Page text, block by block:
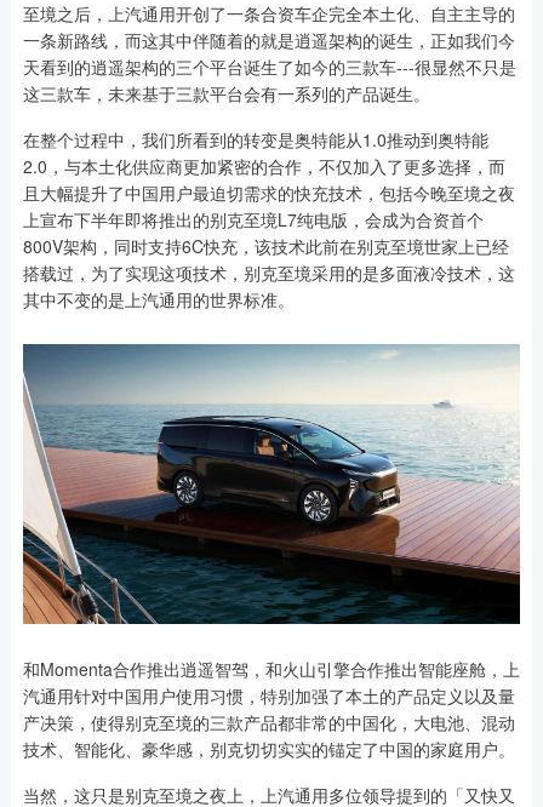
至境之后，上汽通用开创了一条合资车企完全本土化、自主主导的
一条新路线，而这其中伴随着的就是逍遥架构的诞生，正如我们今
天看到的逍遥架构的三个平台诞生了如今的三款车---很显然不只是
这三款车，未来基于三款平台会有一系列的产品诞生。
在整个过程中，我们所看到的转变是奥特能从1.0推动到奥特能
2.0，与本土化供应商更加紧密的合作，不仅加入了更多选择，而
且大幅提升了中国用户最迫切需求的快充技术，包括今晚至境之夜
上宣布下半年即将推出的别克至境L7纯电版，会成为合资首个
800V架构，同时支持6C快充，该技术此前在别克至境世家上已经
搭载过，为了实现这项技术，别克至境采用的是多面液冷技术，这
其中不变的是上汽通用的世界标准。
和Momenta合作推出逍遥智驾，和火山引擎合作推出智能座舱，上
汽通用针对中国用户使用习惯，特别加强了本土的产品定义以及量
产决策，使得别克至境的三款产品都非常的中国化，大电池、混动
技术、智能化、豪华感，别克切切实实的锚定了中国的家庭用户。
当然，这只是别克至境之夜上，上汽通用多位领导提到的「又快又